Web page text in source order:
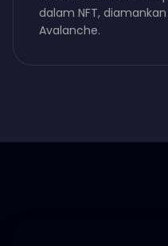
dalam NFT,
Avalanche.